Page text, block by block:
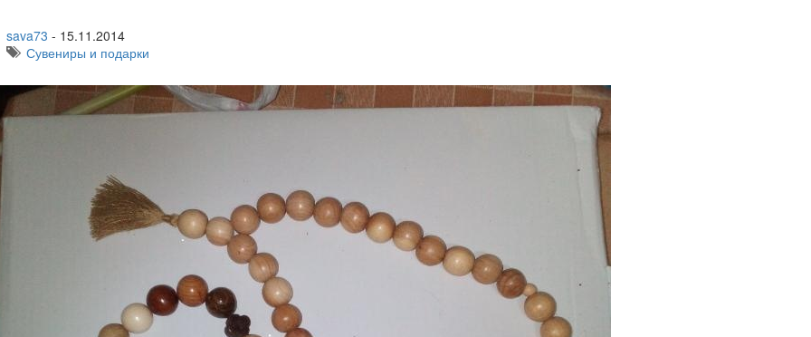
sava73 - 15.11.2014
Сувениры и подарки